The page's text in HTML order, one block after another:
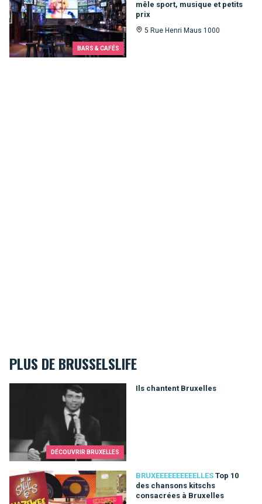
BARS & CAFÉS
mêle sport, musique et petits
prix
5 Rue Henri Maus 1000
PLUS DE BRUSSELSLIFE
DÉCOUVRIR BRUXELLES
Ils chantent Bruxelles
Ils chantent Bruxelles
BRUXEEEEEEEEEELLES Top 10
des chansons kitschs
consacrées à Bruxelles
Top 10 des chansons kitschs consacrées à Bruxelles